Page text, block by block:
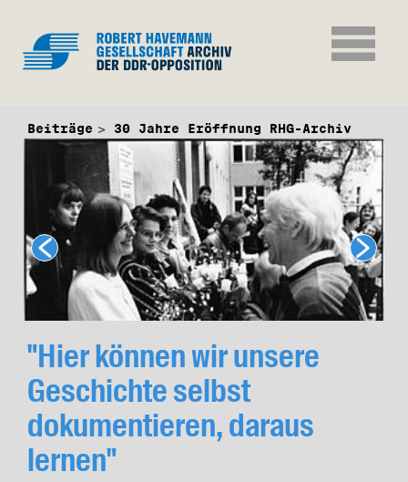
Beiträge 30 Jahre Eröffnung RHG-Archiv
"Hier können wir unsere
Geschichte selbst
dokumentieren, daraus
lernen"